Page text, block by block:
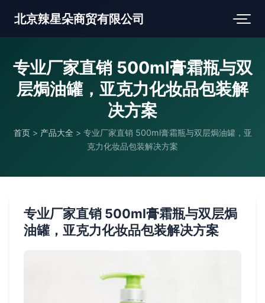
北京辣星朵商贸有限公司
专业厂家直销 500ml膏霜瓶与双
层焗油罐，亚克力化妆品包装解
决方案
首页 > 产品大全 > 专业厂家直销 500ml膏霜瓶与双层焗油罐，亚
克力化妆品包装解决方案
专业厂家直销 500ml膏霜瓶与双层焗
油罐，亚克力化妆品包装解决方案